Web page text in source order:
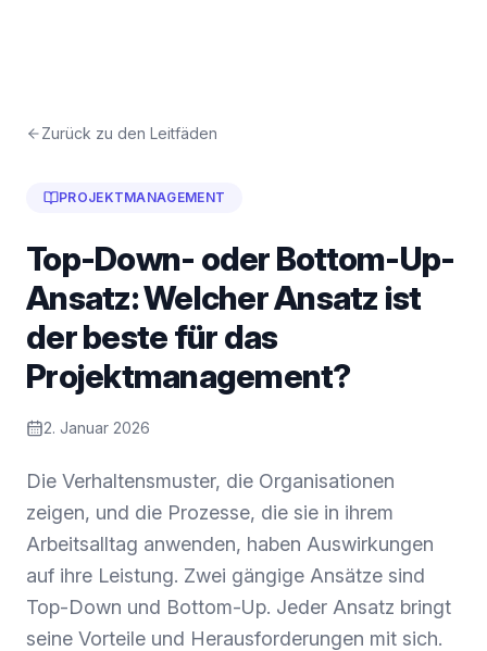
Zurück zu den Leitfäden
PROJEKTMANAGEMENT
Top-Down- oder Bottom-Up-
Ansatz: Welcher Ansatz ist
der beste für das
Projektmanagement?
2. Januar 2026
Die Verhaltensmuster, die Organisationen
zeigen, und die Prozesse, die sie in ihrem
Arbeitsalltag anwenden, haben Auswirkungen
auf ihre Leistung. Zwei gängige Ansätze sind
Top-Down und Bottom-Up. Jeder Ansatz bringt
seine Vorteile und Herausforderungen mit sich.